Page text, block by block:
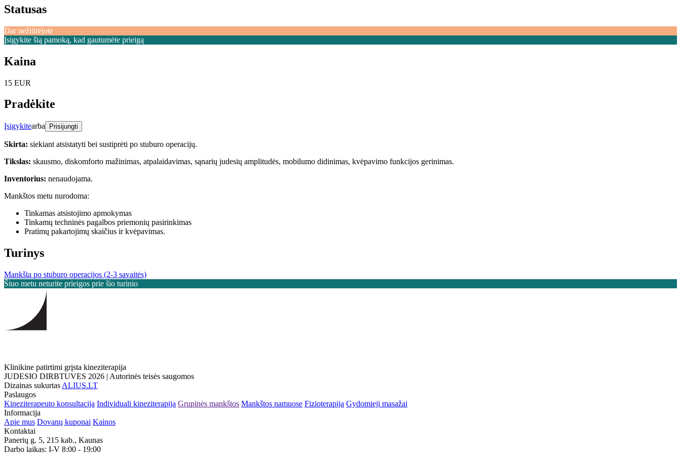
Statusas
Dar nežiūrėjote
Įsigykite šią pamoką, kad gautumėte prieigą
Kaina
15 EUR
Pradėkite
Įsigykitearba Prisijungti
Skirta: siekiant atsistatyti bei sustiprėti po stuburo operacijų.
Tikslas: skausmo, diskomforto mažinimas, atpalaidavimas, sąnarių judesių amplitudės, mobilumo didinimas, kvėpavimo funkcijos gerinimas.
Inventorius: nenaudojama.
Mankštos metu nurodoma:
Tinkamas atsistojimo apmokymas
Tinkamų techninės pagalbos priemonių pasirinkimas
Pratimų pakartojimų skaičius ir kvėpavimas.
Turinys
Mankšta po stuburo operacijos (2-3 savaitės)
Šiuo metu neturite prieigos prie šio turinio
Klinikine patirtimi grįsta kineziterapija
JUDESIO DIRBTUVES 2026 | Autorinės teisės saugomos
Dizainas sukurtas ALIUS.LT
Paslaugos
Kineziterapeuto konsultacija Individuali kineziterapija Grupinės mankštos Mankštos namuose Fizioterapija Gydomieji masažai
Informacija
Apie mus Dovanų kuponai Kainos
Kontaktai
Panerių g. 5, 215 kab., Kaunas
Darbo laikas: I-V 8:00 - 19:00